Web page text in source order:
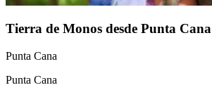
Tierra de Monos desde Punta Cana
Punta Cana
Punta Cana